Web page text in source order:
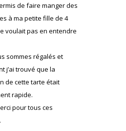
de faire manger des
à ma petite fille de 4
voulait pas en entendre
sommes régalés et
j’ai trouvé que la
de cette tarte était
rapide.
pour tous ces